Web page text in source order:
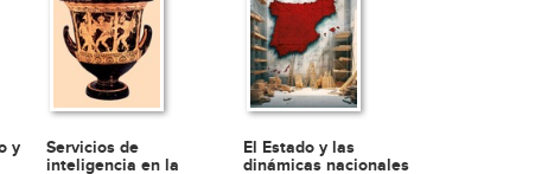
y
Servicios de
inteligencia en la
El Estado y las
dinámicas nacionales